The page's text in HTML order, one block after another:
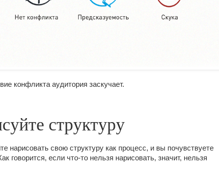
конфликта аудитория заскучает.
структуру
нарисовать свою структуру как процесс, и вы почувствуете
говорится, если что-то нельзя нарисовать, значит, нельзя